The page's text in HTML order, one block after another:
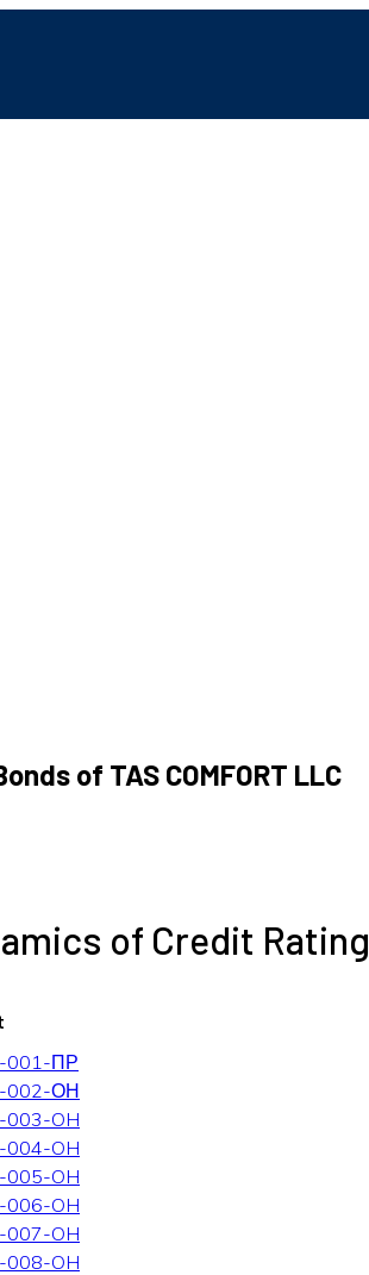
of TAS COMFORT LLC
of Credit Rating
001-ПР
002-ОН
003-OH
004-OH
005-OH
006-OH
007-OH
008-OH